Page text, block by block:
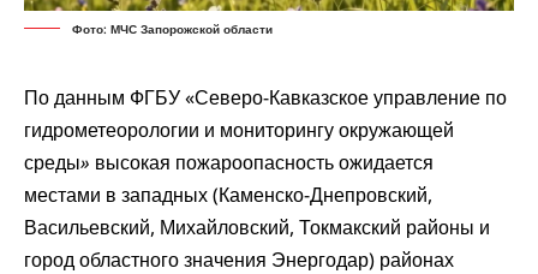
Фото: МЧС Запорожской области
По данным ФГБУ «Северо-Кавказское управление по
гидрометеорологии и мониторингу окружающей
среды» высокая пожароопасность ожидается
местами в западных (Каменско-Днепровский,
Васильевский, Михайловский, Токмакский районы и
город областного значения Энергодар) районах